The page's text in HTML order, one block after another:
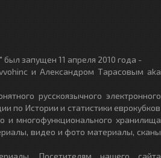
запущен 11 апреля 2010 года -
и Александром Тарасовым aka
русскоязычного электронного
по Истории и статистики еврокубков
и многофункционального хранилища
видео и фото материалы, сканы
Посетителям нашего сайта